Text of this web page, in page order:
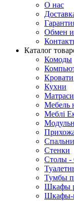
О нас
Обмен и
Каталог
Комоды
Кровати
Кухни
Мебель
Меблі
Спальни
Стенки
Столы -
Тумбы
Шкафы
Шкафы-